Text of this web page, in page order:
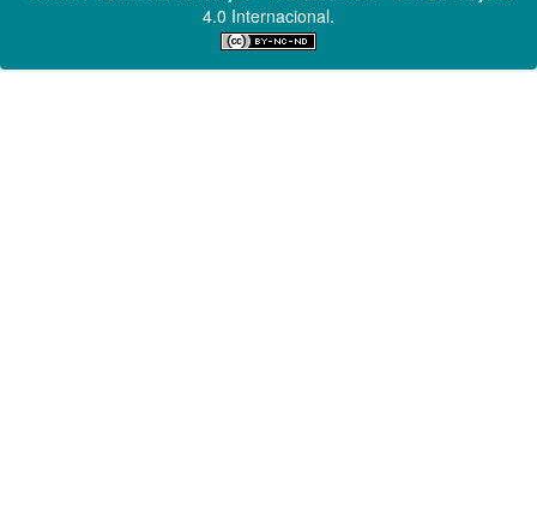
4.0 Internacional.